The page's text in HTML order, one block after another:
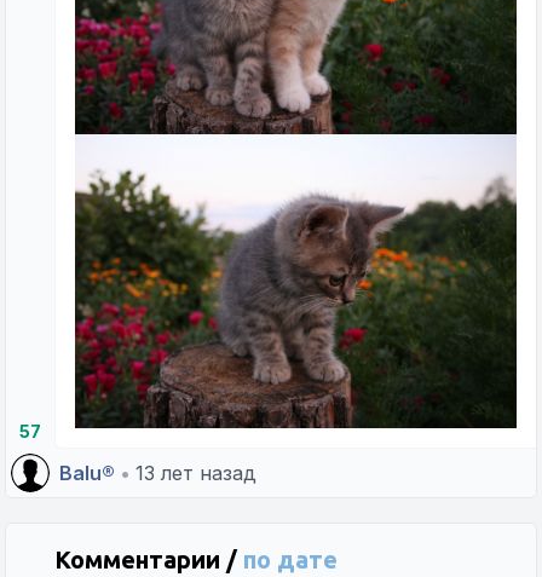
57
Balu® • 13 лет назад
Комментарии / по дате